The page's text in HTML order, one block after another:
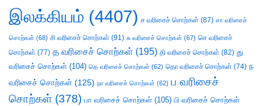
இலக்கியம் (4407) ச வரிசைச் சொற்கள் (87) சா வரிசைச்
சொற்கள் (68) சி வரிசைச் சொற்கள் (91) சு வரிசைச் சொற்கள் (67) செ வரிசைச்
சொற்கள் (77) த வரிசைச் சொற்கள் (195) தி வரிசைச் சொற்கள் (82) து
வரிசைச் சொற்கள் (104) தெ வரிசைச் சொற்கள் (62) தொ வரிசைச் சொற்கள் (74) ந
வரிசைச் சொற்கள் (125) நா வரிசைச் சொற்கள் (62) ப வரிசைச்
சொற்கள் (378) பா வரிசைச் சொற்கள் (105) பி வரிசைச் சொற்கள்